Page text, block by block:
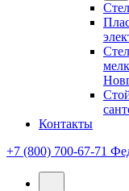
Контакты
+7 (800) 700-67-71